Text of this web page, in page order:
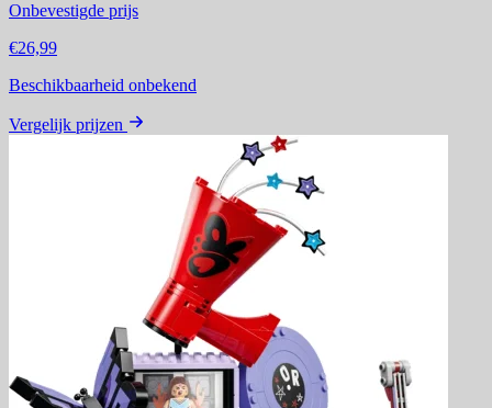
Onbevestigde prijs
€26,99
Beschikbaarheid onbekend
Vergelijk prijzen